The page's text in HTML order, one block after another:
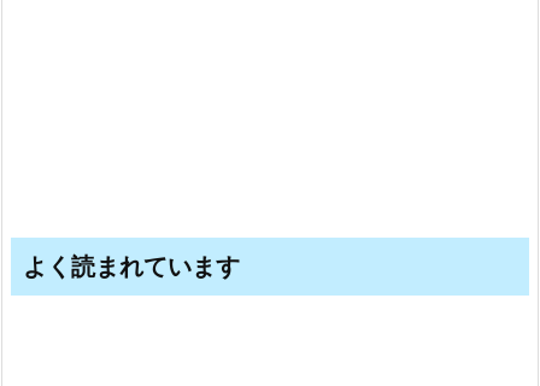
よく読まれています